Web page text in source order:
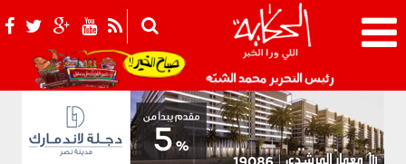
رئيس التحرير محمد الشبّه 021_2.png